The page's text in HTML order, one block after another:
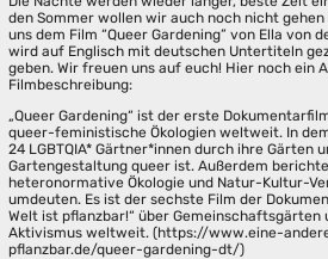
den Sommer wollen wir auch noch nicht
uns dem Film “Queer Gardening” von Ella von
wird auf Englisch mit deutschen Untertiteln
geben. Wir freuen uns auf euch! Hier noch ein
Filmbeschreibung:
„Queer Gardening“ ist der erste
queer-feministische Ökologien weltweit. In
24 LGBTQIA* Gärtner*innen durch ihre Gärten
Gartengestaltung queer ist. Außerdem
heteronormative Ökologie und Natur-Kultur-
umdeuten. Es ist der sechste Film der
Welt ist pflanzbar!“ über Gemeinschaftsgärten
Aktivismus weltweit. (https://www.eine-
pflanzbar.de/queer-gardening-dt/)